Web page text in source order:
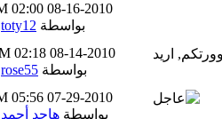
08-16-2010
02:00 PM
بواسطة toty12
08-14-2010
02:18 AM
بواسطة rose55
07-29-2010
05:56 PM
بواسطة هاجد أحمد